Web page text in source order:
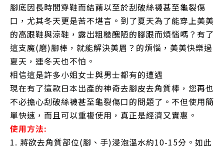
腳底因長時間穿鞋而結繭以至於刮破絲襪甚至龜裂傷
口，尤其冬天更是苦不堪言。到了夏天為了能穿上美美
的高跟鞋與涼鞋，露出粗糙醜陋的腳跟而煩惱嗎？有了
這支魔(磨)腳棒，就能解決美眉？的煩惱，美美快樂過
夏天，連冬天也不怕。
相信這是許多小姐女士與男士都有的遭遇
現在有了這款日本出產的神奇去腳皮去角質棒，您再也
不必擔心刮破絲襪甚至龜裂傷口的問題了。不但使用簡
單快速，而且可以重複使用，真正是經濟又實惠。
使用方法:
1. 將欲去角質部位(腳、手)浸泡溫水約10-15分。如此